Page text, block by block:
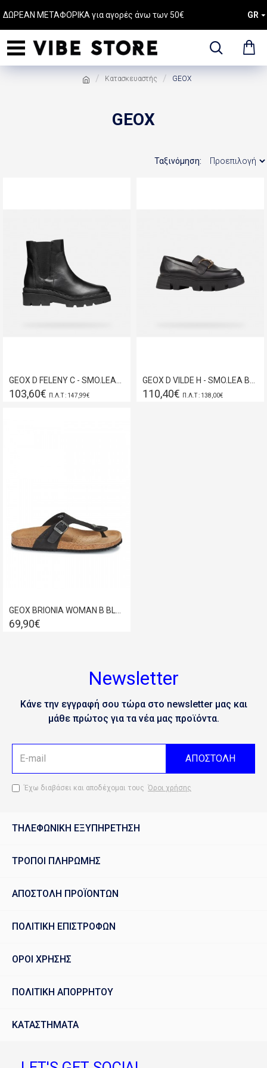
ΔΩΡΕΑΝ ΜΕΤΑΦΟΡΙΚΑ για αγορές άνω των 50€ GR
Κατασκευαστής GEOX
GEOX
Ταξινόμηση:
103,60€ Π.Λ.Τ : 147,99€ 110,40€ Π.Λ.Τ : 138,00€
69,90€
Newsletter
Κάνε την εγγραφή σου τώρα στο newsletter μας και
μάθε πρώτος για τα νέα μας προϊόντα.
ΑΠΟΣΤΟΛΗ
Έχω διαβάσει και αποδέχομαι τους Όροι χρήσης
ΤΗΛΕΦΩΝΙΚΗ ΕΞΥΠΗΡΕΤΗΣΗ
ΤΡΟΠΟΙ ΠΛΗΡΩΜΗΣ
ΑΠΟΣΤΟΛΗ ΠΡΟΪΟΝΤΩΝ
ΠΟΛΙΤΙΚΗ ΕΠΙΣΤΡΟΦΩΝ
ΟΡΟΙ ΧΡΗΣΗΣ
ΠΟΛΙΤΙΚΗ ΑΠΟΡΡΗΤΟΥ
ΚΑΤΑΣΤΗΜΑΤΑ